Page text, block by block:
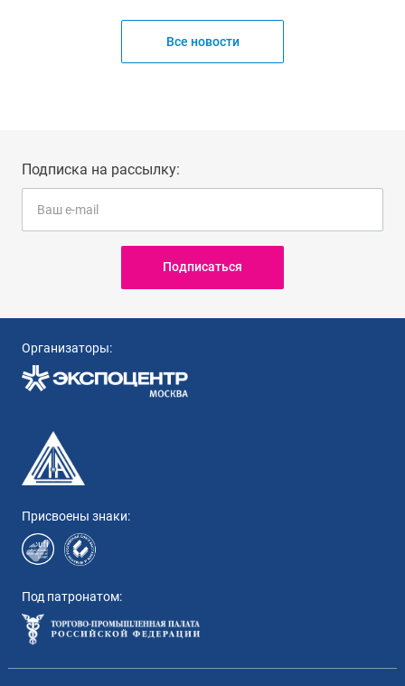
Все новости
Подписка на рассылку:
Подписаться
Организаторы:
Присвоены знаки:
Под патронатом: